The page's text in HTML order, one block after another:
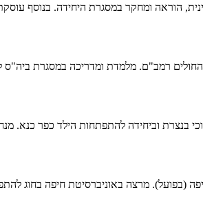
הוראה ומחקר במסגרת היחידה. בנוסף עוסקת
רמב"ם. מלמדת ומדריכה במסגרת ביה"ס
בנצרת וביחידה להתפתחות הילד כפר כנא.
(בפועל). מרצה באוניברסיטת חיפה בחוג